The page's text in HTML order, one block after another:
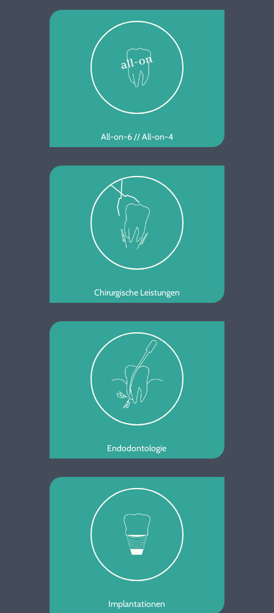
All-on-6 // All-on-4
Chirurgische Leistungen
Endodontologie
Implantationen